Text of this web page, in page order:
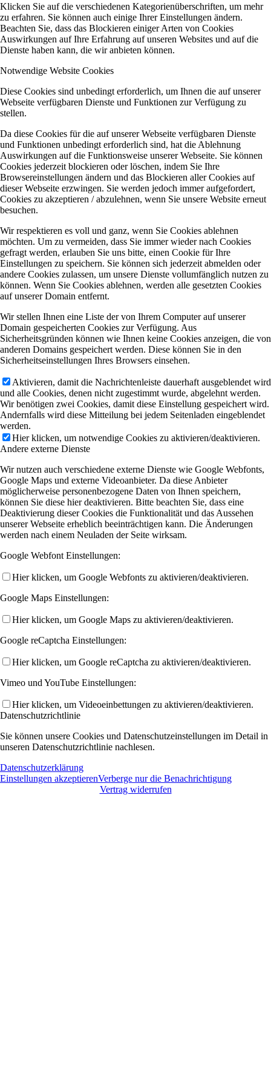
Klicken Sie auf die verschiedenen Kategorienüberschriften, um mehr
zu erfahren. Sie können auch einige Ihrer Einstellungen ändern.
Beachten Sie, dass das Blockieren einiger Arten von Cookies
Auswirkungen auf Ihre Erfahrung auf unseren Websites und auf die
Dienste haben kann, die wir anbieten können.
Notwendige Website Cookies
Diese Cookies sind unbedingt erforderlich, um Ihnen die auf unserer
Webseite verfügbaren Dienste und Funktionen zur Verfügung zu
stellen.
Da diese Cookies für die auf unserer Webseite verfügbaren Dienste
und Funktionen unbedingt erforderlich sind, hat die Ablehnung
Auswirkungen auf die Funktionsweise unserer Webseite. Sie können
Cookies jederzeit blockieren oder löschen, indem Sie Ihre
Browsereinstellungen ändern und das Blockieren aller Cookies auf
dieser Webseite erzwingen. Sie werden jedoch immer aufgefordert,
Cookies zu akzeptieren / abzulehnen, wenn Sie unsere Website erneut
besuchen.
Wir respektieren es voll und ganz, wenn Sie Cookies ablehnen
möchten. Um zu vermeiden, dass Sie immer wieder nach Cookies
gefragt werden, erlauben Sie uns bitte, einen Cookie für Ihre
Einstellungen zu speichern. Sie können sich jederzeit abmelden oder
andere Cookies zulassen, um unsere Dienste vollumfänglich nutzen zu
können. Wenn Sie Cookies ablehnen, werden alle gesetzten Cookies
auf unserer Domain entfernt.
Wir stellen Ihnen eine Liste der von Ihrem Computer auf unserer
Domain gespeicherten Cookies zur Verfügung. Aus
Sicherheitsgründen können wie Ihnen keine Cookies anzeigen, die von
anderen Domains gespeichert werden. Diese können Sie in den
Sicherheitseinstellungen Ihres Browsers einsehen.
Aktivieren, damit die Nachrichtenleiste dauerhaft ausgeblendet wird
und alle Cookies, denen nicht zugestimmt wurde, abgelehnt werden.
Wir benötigen zwei Cookies, damit diese Einstellung gespeichert wird.
Andernfalls wird diese Mitteilung bei jedem Seitenladen eingeblendet
werden.
Hier klicken, um notwendige Cookies zu aktivieren/deaktivieren.
Andere externe Dienste
Wir nutzen auch verschiedene externe Dienste wie Google Webfonts,
Google Maps und externe Videoanbieter. Da diese Anbieter
möglicherweise personenbezogene Daten von Ihnen speichern,
können Sie diese hier deaktivieren. Bitte beachten Sie, dass eine
Deaktivierung dieser Cookies die Funktionalität und das Aussehen
unserer Webseite erheblich beeinträchtigen kann. Die Änderungen
werden nach einem Neuladen der Seite wirksam.
Google Webfont Einstellungen:
Hier klicken, um Google Webfonts zu aktivieren/deaktivieren.
Google Maps Einstellungen:
Hier klicken, um Google Maps zu aktivieren/deaktivieren.
Google reCaptcha Einstellungen:
Hier klicken, um Google reCaptcha zu aktivieren/deaktivieren.
Vimeo und YouTube Einstellungen:
Hier klicken, um Videoeinbettungen zu aktivieren/deaktivieren.
Datenschutzrichtlinie
Sie können unsere Cookies und Datenschutzeinstellungen im Detail in
unseren Datenschutzrichtlinie nachlesen.
Datenschutzerklärung
Einstellungen akzeptierenVerberge nur die Benachrichtigung
Vertrag widerrufen